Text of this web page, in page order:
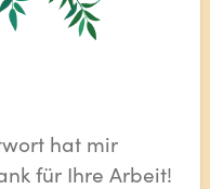
hat mir
für Ihre Arbeit!